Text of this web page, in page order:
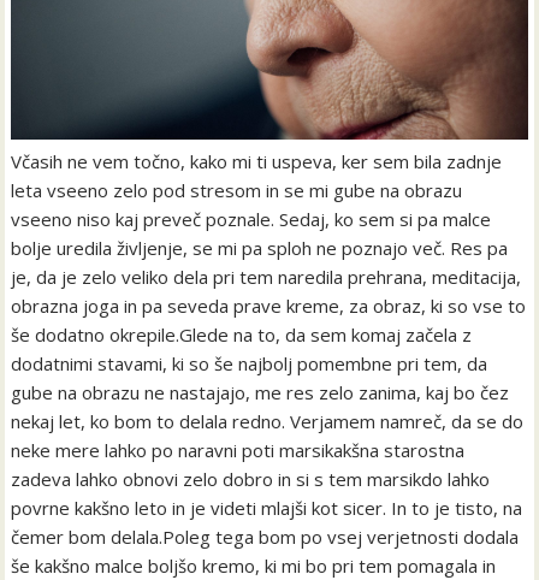
Včasih ne vem točno, kako mi ti uspeva, ker sem bila zadnje
leta vseeno zelo pod stresom in se mi gube na obrazu
vseeno niso kaj preveč poznale. Sedaj, ko sem si pa malce
bolje uredila življenje, se mi pa sploh ne poznajo več. Res pa
je, da je zelo veliko dela pri tem naredila prehrana, meditacija,
obrazna joga in pa seveda prave kreme, za obraz, ki so vse to
še dodatno okrepile.Glede na to, da sem komaj začela z
dodatnimi stavami, ki so še najbolj pomembne pri tem, da
gube na obrazu ne nastajajo, me res zelo zanima, kaj bo čez
nekaj let, ko bom to delala redno. Verjamem namreč, da se do
neke mere lahko po naravni poti marsikakšna starostna
zadeva lahko obnovi zelo dobro in si s tem marsikdo lahko
povrne kakšno leto in je videti mlajši kot sicer. In to je tisto, na
čemer bom delala.Poleg tega bom po vsej verjetnosti dodala
še kakšno malce boljšo kremo, ki mi bo pri tem pomagala in